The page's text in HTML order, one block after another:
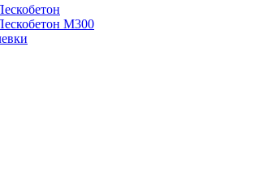
М300